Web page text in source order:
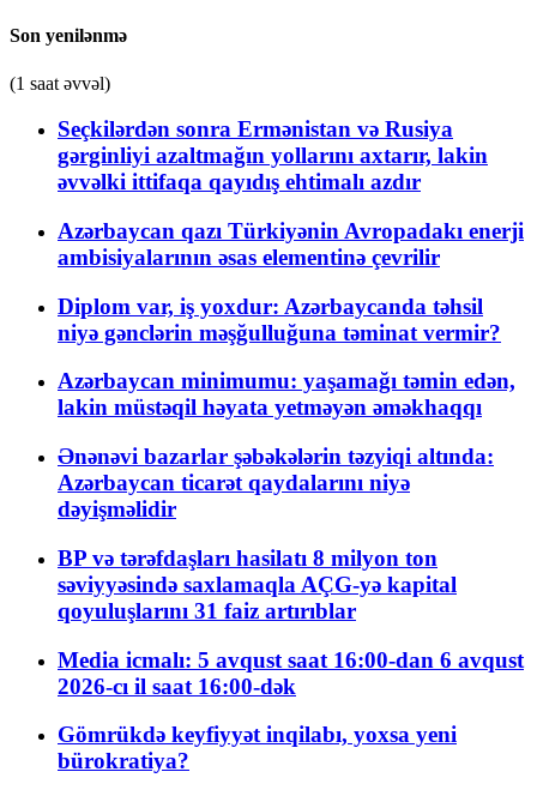
Son yenilənmə
(1 saat əvvəl)
Seçkilərdən sonra Ermənistan və Rusiya
gərginliyi azaltmağın yollarını axtarır, lakin
əvvəlki ittifaqa qayıdış ehtimalı azdır
Azərbaycan qazı Türkiyənin Avropadakı enerji
ambisiyalarının əsas elementinə çevrilir
Diplom var, iş yoxdur: Azərbaycanda təhsil
niyə gənclərin məşğulluğuna təminat vermir?
Azərbaycan minimumu: yaşamağı təmin edən,
lakin müstəqil həyata yetməyən əməkhaqqı
Ənənəvi bazarlar şəbəkələrin təzyiqi altında:
Azərbaycan ticarət qaydalarını niyə
dəyişməlidir
BP və tərəfdaşları hasilatı 8 milyon ton
səviyyəsində saxlamaqla AÇG-yə kapital
qoyuluşlarını 31 faiz artırıblar
Media icmalı: 5 avqust saat 16:00-dan 6 avqust
2026-cı il saat 16:00-dək
Gömrükdə keyfiyyət inqilabı, yoxsa yeni
bürokratiya?